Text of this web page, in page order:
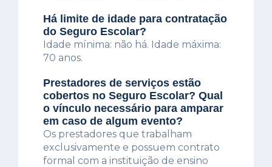
Há limite de idade para contratação
do Seguro Escolar?
Idade mínima: não há. Idade máxima:
70 anos.
Prestadores de serviços estão
cobertos no Seguro Escolar? Qual
o vínculo necessário para amparar
em caso de algum evento?
Os prestadores que trabalham
exclusivamente e possuem contrato
formal com a instituição de ensino